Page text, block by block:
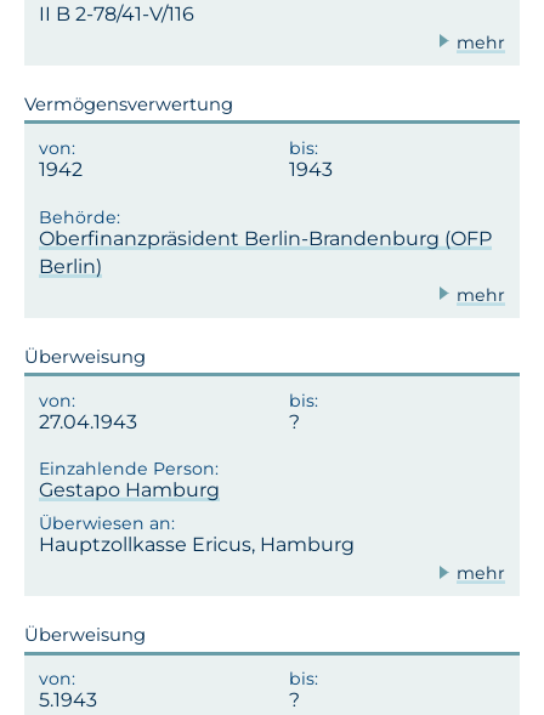
II B 2-78/41-V/116
mehr
Vermögensverwertung
1942 1943
Oberfinanzpräsident Berlin-Brandenburg (OFP
Berlin)
mehr
Überweisung
27.04.1943
Gestapo Hamburg
Hauptzollkasse Ericus, Hamburg
mehr
Überweisung
5.1943